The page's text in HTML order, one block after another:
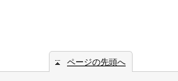
ページの先頭へ